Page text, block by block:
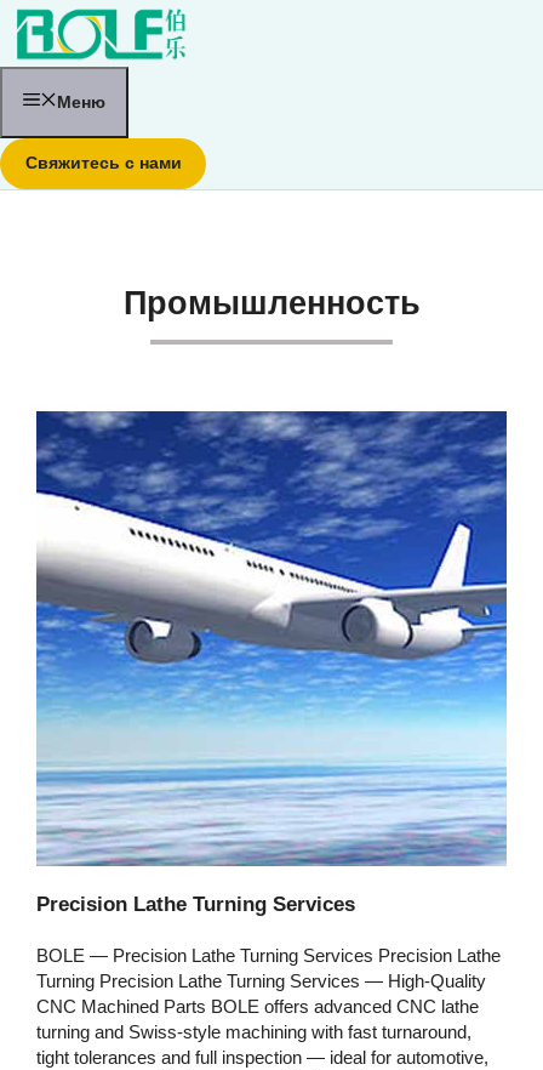
Перейти
содержанию
Меню
Свяжитесь с нами
Промышленность
Precision Lathe Turning Services
BOLE — Precision Lathe Turning Services Precision Lathe
Turning Precision Lathe Turning Services — High‑Quality
CNC Machined Parts BOLE offers advanced CNC lathe
turning and Swiss‑style machining with fast turnaround,
tight tolerances and full inspection — ideal for automotive,